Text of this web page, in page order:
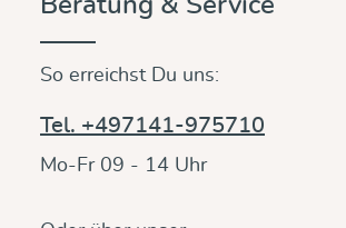
Beratung & Service
So erreichst Du uns:
Tel. +497141-975710
Mo-Fr 09 - 14 Uhr